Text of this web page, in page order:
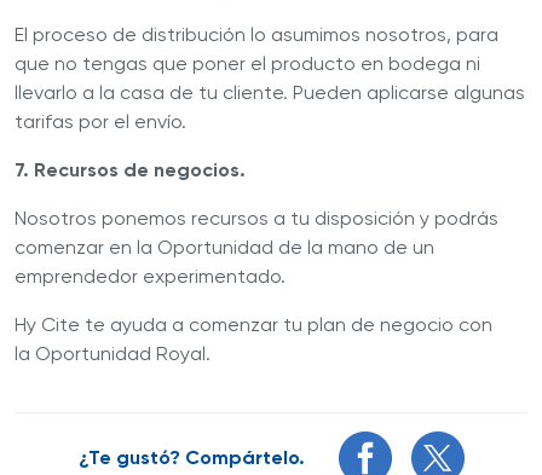
El proceso de distribución lo asumimos nosotros, para
que no tengas que poner el producto en bodega ni
llevarlo a la casa de tu cliente. Pueden aplicarse algunas
tarifas por el envío.
7. Recursos de negocios.
Nosotros ponemos recursos a tu disposición y podrás
comenzar en la Oportunidad de la mano de un
emprendedor experimentado.
Hy Cite te ayuda a comenzar tu plan de negocio con
la Oportunidad Royal.
¿Te gustó? Compártelo.